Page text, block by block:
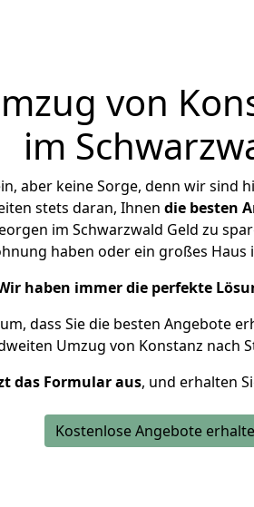
von
im
aber keine Sorge, denn wir sind
stets daran, Ihnen die besten
im Schwarzwald Geld zu
haben oder ein großes
haben immer die perfekte
dass Sie die besten Angebote
Umzug von Konstanz nach
das Formular aus, und erhalten
Kostenlose Angebote